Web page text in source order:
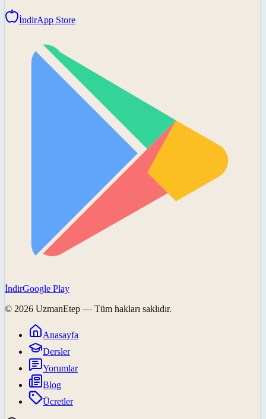
İndirApp Store
İndirGoogle Play
© 2026 UzmanEtep — Tüm hakları saklıdır.
Anasayfa
Dersler
Yorumlar
Blog
Ücretler